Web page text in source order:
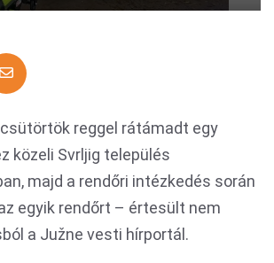
csütörtök reggel rátámadt egy
közeli Svrljig település
majd a rendőri intézkedés során
egyik rendőrt – értesült nem
a Južne vesti hírportál.